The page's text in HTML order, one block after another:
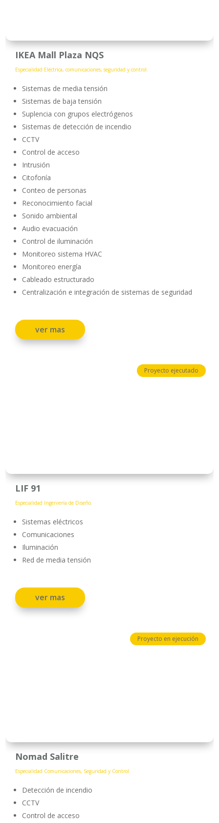
IKEA Mall Plaza NQS
Especialidad Eléctrica, comunicaciones, seguridad y control.
Sistemas de media tensión
Sistemas de baja tensión
Suplencia con grupos electrógenos
Sistemas de detección de incendio
CCTV
Control de acceso
Intrusión
Citofonía
Conteo de personas
Reconocimiento facial
Sonido ambiental
Audio evacuación
Control de iluminación
Monitoreo sistema HVAC
Monitoreo energía
Cableado estructurado
Centralización e integración de sistemas de seguridad
ver mas
Proyecto ejecutado
LIF 91
Especialidad Ingeniería de Diseño.
Sistemas eléctricos
Comunicaciones
Iluminación
Red de media tensión
ver mas
Proyecto en ejecución
Nomad Salitre
Especialidad Comunicaciones, Seguridad y Control.
Detección de incendio
CCTV
Control de acceso